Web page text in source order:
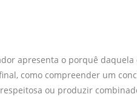
apresenta o porquê daquela
como compreender um
ou produzir